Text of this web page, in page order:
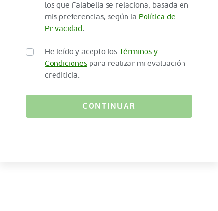
los que Falabella se relaciona, basada en
mis preferencias, según la Política de
Privacidad.
He leído y acepto los Términos y
Condiciones para realizar mi evaluación
crediticia.
CONTINUAR